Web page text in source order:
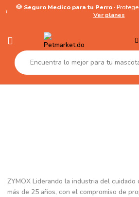
‹ 🐶 Seguro Medico para tu Perro ·
Ver planes
ZYMOX Liderando la industria del cuidado
más de 25 años, con el compromiso de